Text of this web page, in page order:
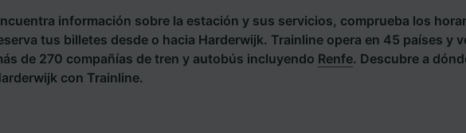
información sobre la estación y sus servicios, comprueba los
tus billetes desde o hacia Harderwijk. Trainline opera en 45 países y
de 270 compañías de tren y autobús incluyendo Renfe. Descubre a
con Trainline.